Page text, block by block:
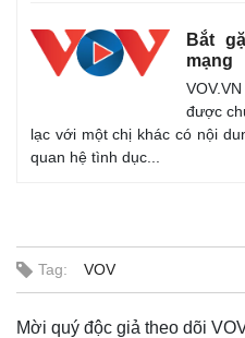
Bắt
mạng
được
lạc với một chị khác có nội
quan hệ tình dục...
Tag: VOV
Mời quý độc giả theo dõi